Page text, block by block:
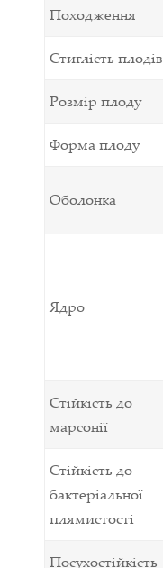
Походження
Стиглість плодів
Розмір плоду
Форма плоду
Оболонка
Ядро
Стійкість до
марсонії
Стійкість до
бактеріальної
плямистості
Посухостійкість